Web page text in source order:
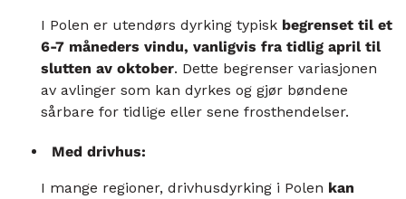
I Polen er utendørs dyrking typisk begrenset til et
6-7 måneders vindu, vanligvis fra tidlig april til
slutten av oktober. Dette begrenser variasjonen
av avlinger som kan dyrkes og gjør bøndene
sårbare for tidlige eller sene frosthendelser.
Med drivhus:
I mange regioner, drivhusdyrking i Polen kan